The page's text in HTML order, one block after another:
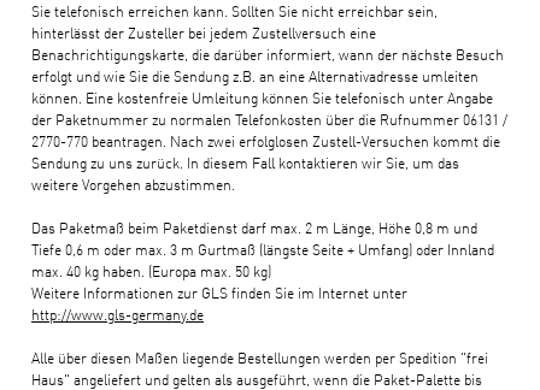
Sie telefonisch erreichen kann. Sollten Sie nicht erreichbar sein,
hinterlässt der Zusteller bei jedem Zustellversuch eine
Benachrichtigungskarte, die darüber informiert, wann der nächste Besuch
erfolgt und wie Sie die Sendung z.B. an eine Alternativadresse umleiten
können. Eine kostenfreie Umleitung können Sie telefonisch unter Angabe
der Paketnummer zu normalen Telefonkosten über die Rufnummer 06131 /
2770-770 beantragen. Nach zwei erfolglosen Zustell-Versuchen kommt die
Sendung zu uns zurück. In diesem Fall kontaktieren wir Sie, um das
weitere Vorgehen abzustimmen.
Das Paketmaß beim Paketdienst darf max. 2 m Länge, Höhe 0,8 m und
Tiefe 0,6 m oder max. 3 m Gurtmaß (längste Seite + Umfang) oder Innland
max. 40 kg haben. (Europa max. 50 kg)
Weitere Informationen zur GLS finden Sie im Internet unter
http://www.gls-germany.de
Alle über diesen Maßen liegende Bestellungen werden per Spedition "frei
Haus" angeliefert und gelten als ausgeführt, wenn die Paket-Palette bis